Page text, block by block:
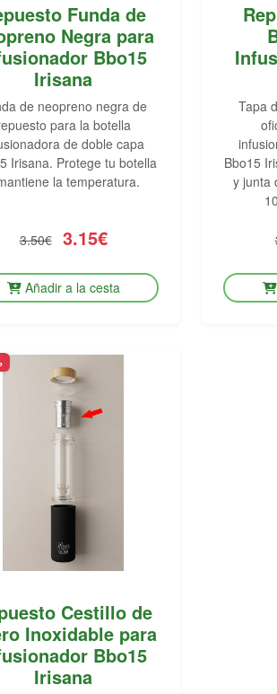
Funda de
Negra para
Bbo15
Irisana
de neopreno negra de
para la botella
de doble capa
Irisana. Protege tu botella
la temperatura.
3.50€ 3.15€
Añadir a la cesta
Tapa
Bbo15
y junta
Cestillo de
Inoxidable para
Bbo15
Irisana